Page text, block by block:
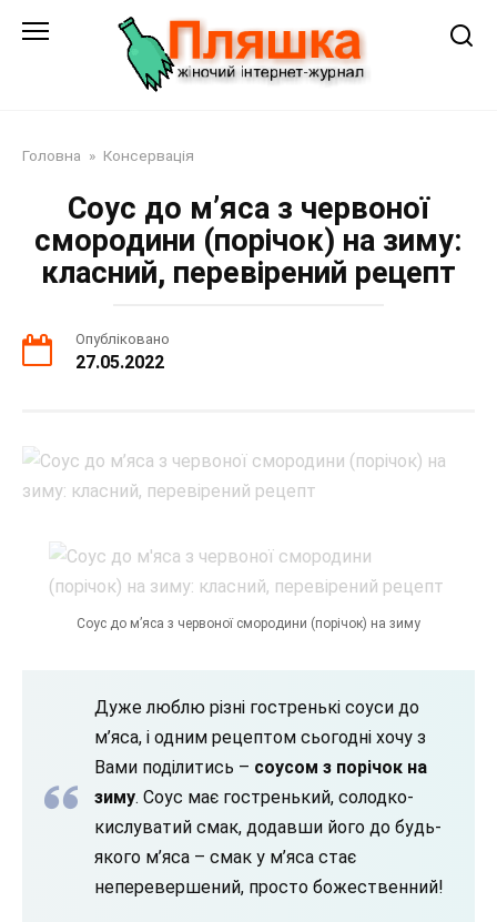
Головна » Консервація
Соус до м’яса з червоної
смородини (порічок) на зиму:
класний, перевірений рецепт
Опубліковано
27.05.2022
Соус до м’яса з червоної смородини (порічок) на зиму
Дуже люблю різні гостренькі соуси до
м’яса, і одним рецептом сьогодні хочу з
Вами поділитись – соусом з порічок на
зиму. Соус має гостренький, солодко-
кислуватий смак, додавши його до будь-
якого м’яса – смак у м’яса стає
неперевершений, просто божественний!